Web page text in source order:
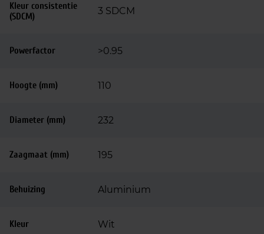
Kleur consistentie
(SDCM)
3 SDCM
Powerfactor >0.95
Hoogte (mm) 110
Diameter (mm) 232
Zaagmaat (mm) 195
Behuizing Aluminium
Kleur Wit